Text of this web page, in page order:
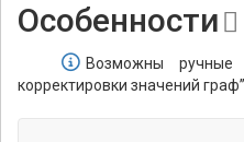
Особенности
Возможны ручные
корректировки значений